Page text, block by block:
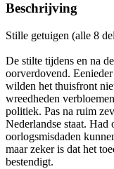
Beschrijving
Stille getuigen (alle 8
De stilte tijdens en na
oorverdovend.
wilden het thuisfront
wreedheden
politiek. Pas na ruim
Nederlandse staat. Had
oorlogsmisdaden
maar zeker is dat het
bestendigt.